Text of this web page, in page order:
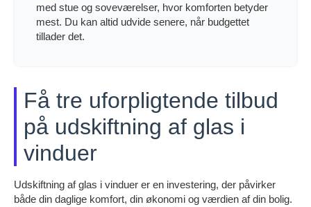
med stue og soveværelser, hvor komforten betyder
mest. Du kan altid udvide senere, når budgettet
tillader det.
Få tre uforpligtende tilbud
på udskiftning af glas i
vinduer
Udskiftning af glas i vinduer er en investering, der påvirker
både din daglige komfort, din økonomi og værdien af din bolig.